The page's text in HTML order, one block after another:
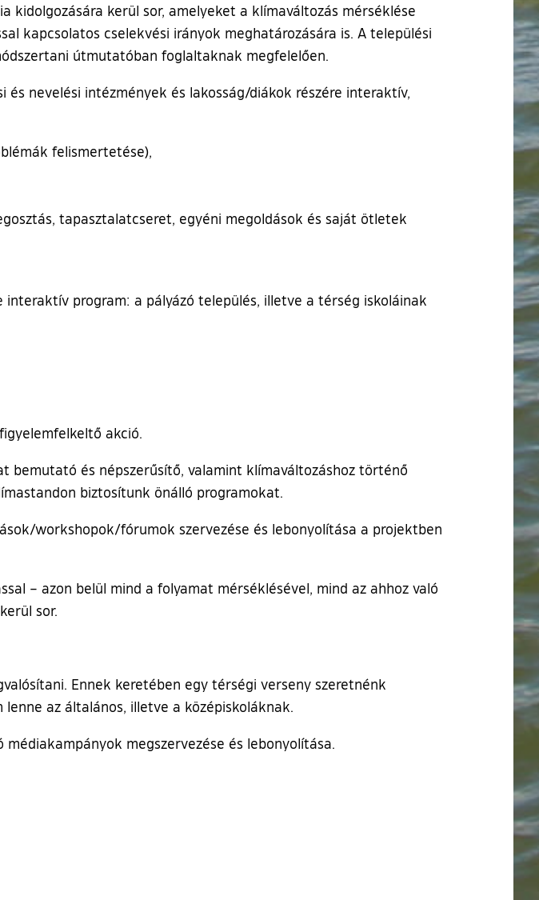
kerül sor, amelyeket a klímaváltozás mérséklése
kapcsolatos cselekvési irányok meghatározására is. A települési
útmutatóban foglaltaknak megfelelően.
nevelési intézmények és lakosság/diákok részére interaktív,
felismertetése),
tapasztalatcseret, egyéni megoldások és saját ötletek
program: a pályázó település, illetve a térség iskoláinak
akció.
és népszerűsítő, valamint klímaváltozáshoz történő
biztosítunk önálló programokat.
workshopok/fórumok szervezése és lebonyolítása a projektben
– azon belül mind a folyamat mérséklésével, mind az ahhoz való
sor.
Ennek keretében egy térségi verseny szeretnénk
az általános, illetve a középiskoláknak.
megszervezése és lebonyolítása.